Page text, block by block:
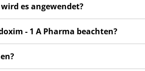
es angewendet?
- 1 A Pharma beachten?